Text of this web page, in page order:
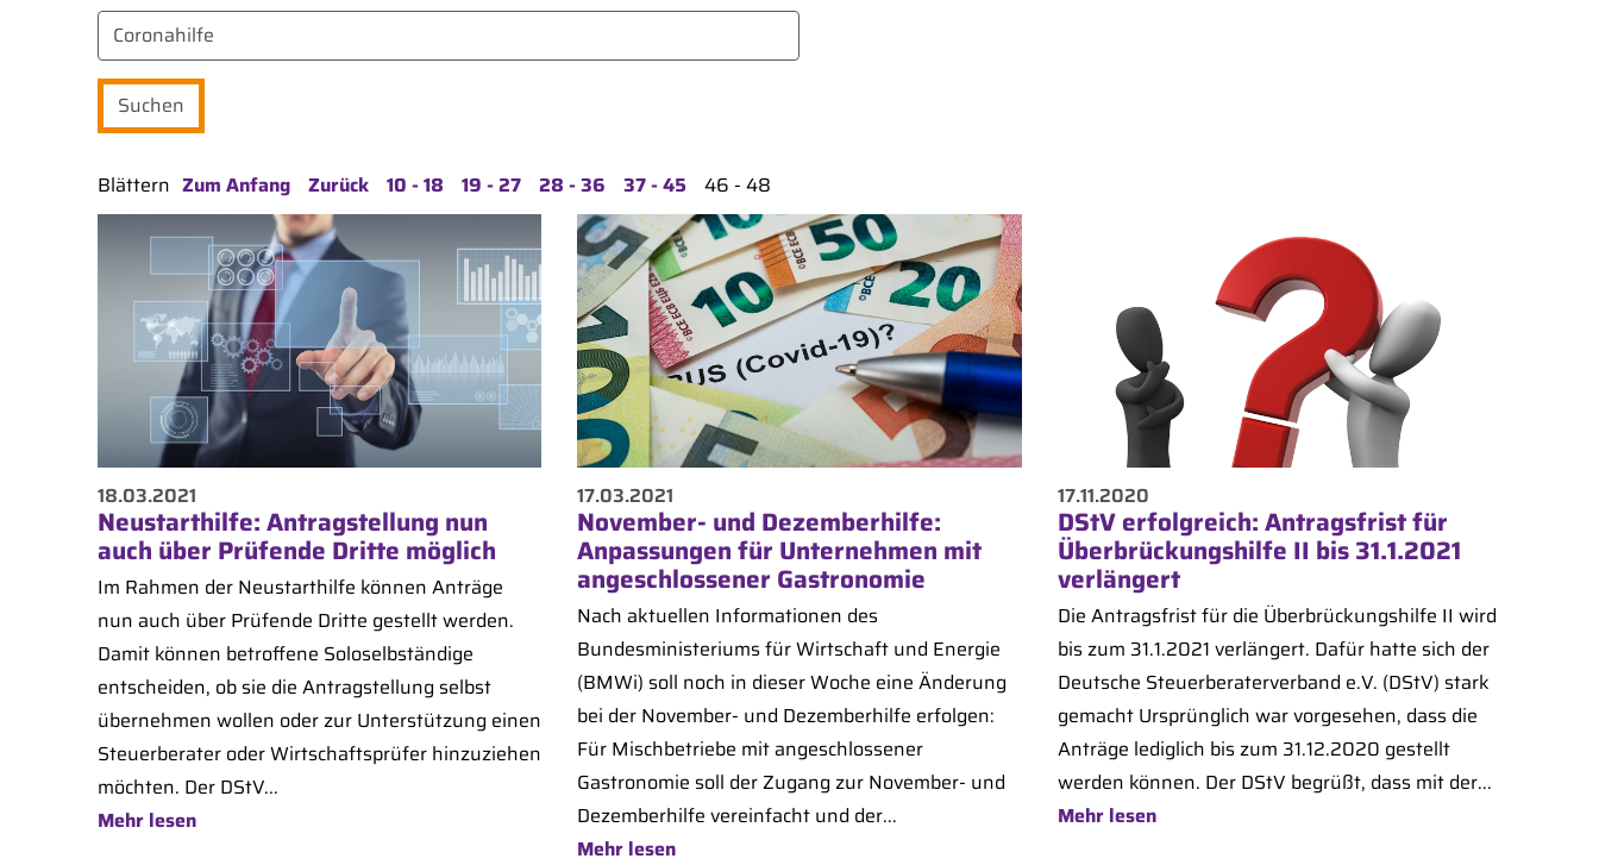
Blättern Zum Anfang Zurück 10 - 18 19 - 27 28 - 36 37 - 45 46 - 48
18.03.2021
Neustarthilfe: Antragstellung nun
auch über Prüfende Dritte möglich
Im Rahmen der Neustarthilfe können Anträge
nun auch über Prüfende Dritte gestellt werden.
Damit können betroffene Soloselbständige
entscheiden, ob sie die Antragstellung selbst
übernehmen wollen oder zur Unterstützung einen
Steuerberater oder Wirtschaftsprüfer hinzuziehen
möchten. Der DStV...
Mehr lesen
17.03.2021
November- und Dezemberhilfe:
Anpassungen für Unternehmen mit
angeschlossener Gastronomie
Nach aktuellen Informationen des
Bundesministeriums für Wirtschaft und Energie
(BMWi) soll noch in dieser Woche eine Änderung
bei der November- und Dezemberhilfe erfolgen:
Für Mischbetriebe mit angeschlossener
Gastronomie soll der Zugang zur November- und
Dezemberhilfe vereinfacht und der...
Mehr lesen
17.11.2020
DStV erfolgreich: Antragsfrist für
Überbrückungshilfe II bis 31.1.2021
verlängert
Die Antragsfrist für die Überbrückungshilfe II wird
bis zum 31.1.2021 verlängert. Dafür hatte sich der
Deutsche Steuerberaterverband e.V. (DStV) stark
gemacht Ursprünglich war vorgesehen, dass die
Anträge lediglich bis zum 31.12.2020 gestellt
werden können. Der DStV begrüßt, dass mit der...
Mehr lesen